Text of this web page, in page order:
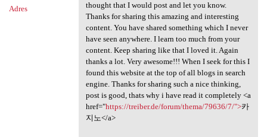
Adres
thought that I would post and let you know.
Thanks for sharing this amazing and interesting
content. You have shared something which I never
have seen anywhere. I learn too much from your
content. Keep sharing like that I loved it. Again
thanks a lot. Very awesome!!! When I seek for this I
found this website at the top of all blogs in search
engine. Thanks for sharing such a nice thinking,
post is good, thats why i have read it completely <a
href="https://treiber.de/forum/thema/79636/7/">카
지노</a>